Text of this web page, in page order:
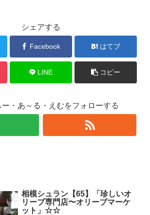
シェアする
Facebook はてブ
LINE コピー
・あ～る・えむをフォローする
相模シュラン【65】「珍しいオ
リーブ専門店〜オリーブマーケ
ット」☆☆